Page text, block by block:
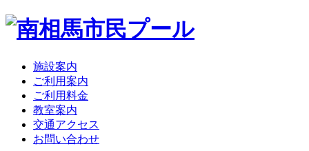
施設案内
ご利用案内
ご利用料金
教室案内
交通アクセス
お問い合わせ